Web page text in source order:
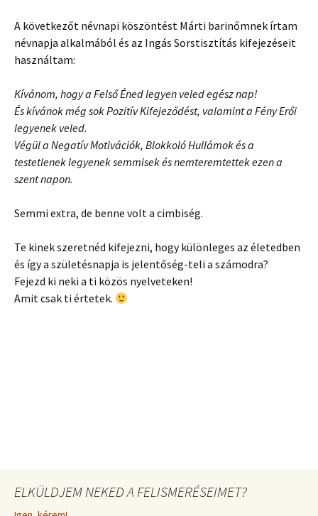
A következőt névnapi köszöntést Márti barinőmnek írtam
névnapja alkalmából és az Ingás Sorstisztítás kifejezéseit
használtam:
Kívánom, hogy a Felső Éned legyen veled egész nap!
És kívánok még sok Pozitív Kifejeződést, valamint a Fény Erői
legyenek veled.
Végül a Negatív Motivációk, Blokkoló Hullámok és a
testetlenek legyenek semmisek és nemteremtettek ezen a
szent napon.
Semmi extra, de benne volt a cimbiség.
Te kinek szeretnéd kifejezni, hogy különleges az életedben
és így a születésnapja is jelentőség-teli a számodra?
Fejezd ki neki a ti közös nyelveteken!
Amit csak ti értetek.
ELKÜLDJEM NEKED A FELISMERÉSEIMET?